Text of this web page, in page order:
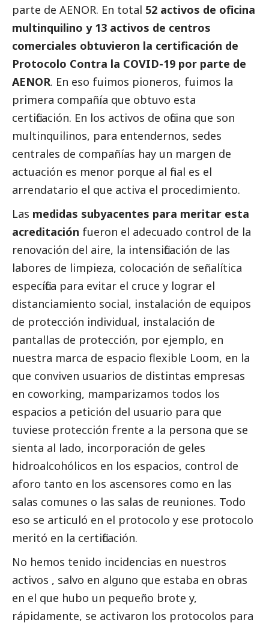
parte de AENOR. En total 52 activos de oficina
multinquilino y 13 activos de centros
comerciales obtuvieron la certificación de
Protocolo Contra la COVID-19 por parte de
AENOR. En eso fuimos pioneros, fuimos la
primera compañía que obtuvo esta
certificación. En los activos de oficina que son
multinquilinos, para entendernos, sedes
centrales de compañías hay un margen de
actuación es menor porque al final es el
arrendatario el que activa el procedimiento.
Las medidas subyacentes para meritar esta
acreditación fueron el adecuado control de la
renovación del aire, la intensificación de las
labores de limpieza, colocación de señalítica
específica para evitar el cruce y lograr el
distanciamiento social, instalación de equipos
de protección individual, instalación de
pantallas de protección, por ejemplo, en
nuestra marca de espacio flexible Loom, en la
que conviven usuarios de distintas empresas
en coworking, mamparizamos todos los
espacios a petición del usuario para que
tuviese protección frente a la persona que se
sienta al lado, incorporación de geles
hidroalcohólicos en los espacios, control de
aforo tanto en los ascensores como en las
salas comunes o las salas de reuniones. Todo
eso se articuló en el protocolo y ese protocolo
meritó en la certificación.
No hemos tenido incidencias en nuestros
activos , salvo en alguno que estaba en obras
en el que hubo un pequeño brote y,
rápidamente, se activaron los protocolos para